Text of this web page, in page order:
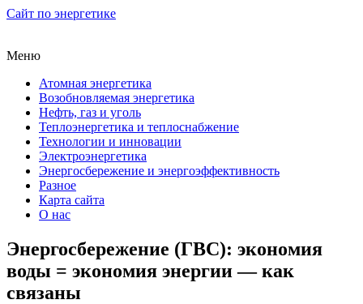
Сайт по энергетике
Меню
Атомная энергетика
Возобновляемая энергетика
Нефть, газ и уголь
Теплоэнергетика и теплоснабжение
Технологии и инновации
Электроэнергетика
Энергосбережение и энергоэффективность
Разное
Карта сайта
О нас
Энергосбережение (ГВС): экономия
воды = экономия энергии — как
связаны